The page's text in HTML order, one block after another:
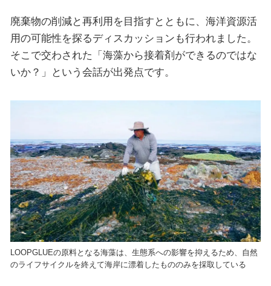
廃棄物の削減と再利用を目指すとともに、海洋資源活
用の可能性を探るディスカッションも行われました。
そこで交わされた「海藻から接着剤ができるのではな
いか？」という会話が出発点です。
LOOPGLUEの原料となる海藻は、生態系への影響を抑えるため、自然
のライフサイクルを終えて海岸に漂着したもののみを採取している